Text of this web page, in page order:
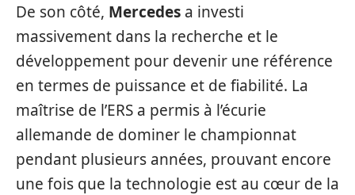
De son côté, Mercedes a investi
massivement dans la recherche et le
développement pour devenir une référence
en termes de puissance et de fiabilité. La
maîtrise de l’ERS a permis à l’écurie
allemande de dominer le championnat
pendant plusieurs années, prouvant encore
une fois que la technologie est au cœur de la